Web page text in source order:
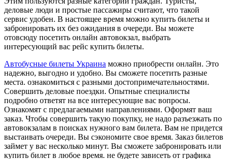
деловые люди и простые пассажиры считают, что такой
сервис удобен. В настоящее время можно купить билеты и
забронировать их без ожидания в очереди. Вы можете
отовсюду посетить онлайн автовокзал, выбрать
интересующий вас рейс купить билеты.
Автобусные билеты Украина можно приобрести онлайн. Это
надежно, выгодно и удобно. Вы сможете посетить разные
места. ознакомиться с разными достопримечательностями.
Совершить деловые поездки. Опытные специалисты
подробно ответят на все интересующие вас вопросы.
Ознакомят с предлагаемыми направлениями. Оформят ваш
заказ. Чтобы совершить такую покупку, не надо разъезжать по
автовокзалам в поисках нужного вам билета. Вам не придется
выстаивать очереди. Вы сэкономите свое время. Заказ билетов
займет у вас несколько минут. Вы сможете забронировать или
купить билет в любое время. не будете зависеть от графика